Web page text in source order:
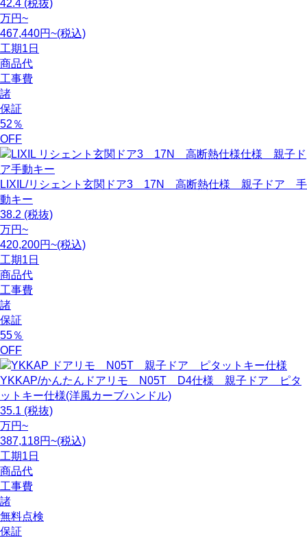
42.4 (税抜)
万円~
467,440円~(税込)
工期1日
商品代
工事費
諸
保証
52 ％
OFF
LIXIL/リシェント玄関ドア3 17N 高断熱仕様 親子ドア 手
動キー
38.2 (税抜)
万円~
420,200円~(税込)
工期1日
商品代
工事費
諸
保証
55％
OFF
YKKAP/かんたんドアリモ N05T D4仕様 親子ドア ピタ
ットキー仕様(洋風カーブハンドル)
35.1 (税抜)
万円~
387,118円~(税込)
工期1日
商品代
工事費
諸
無料点検
保証